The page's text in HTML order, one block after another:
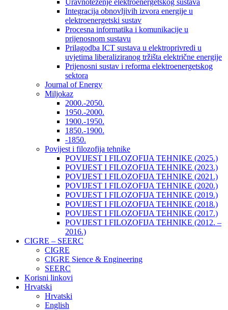
Uravnoteženje elektroenergetskog sustava
Integracija obnovljivih izvora energije u
elektroenergetski sustav
Procesna informatika i komunikacije u
prijenosnom sustavu
Prilagodba ICT sustava u elektroprivredi u
uvjetima liberaliziranog tržišta električne energije
Prijenosni sustav i reforma elektroenergetskog
sektora
Journal of Energy
Miljokaz
2000.-2050.
1950.-2000.
1900.-1950.
1850.-1900.
-1850.
Povijest i filozofija tehnike
POVIJEST I FILOZOFIJA TEHNIKE (2025.)
POVIJEST I FILOZOFIJA TEHNIKE (2023.)
POVIJEST I FILOZOFIJA TEHNIKE (2021.)
POVIJEST I FILOZOFIJA TEHNIKE (2020.)
POVIJEST I FILOZOFIJA TEHNIKE (2019.)
POVIJEST I FILOZOFIJA TEHNIKE (2018.)
POVIJEST I FILOZOFIJA TEHNIKE (2017.)
POVIJEST I FILOZOFIJA TEHNIKE (2012. –
2016.)
CIGRE – SEERC
CIGRE
CIGRE Sience & Engineering
SEERC
Korisni linkovi
Hrvatski
Hrvatski
English